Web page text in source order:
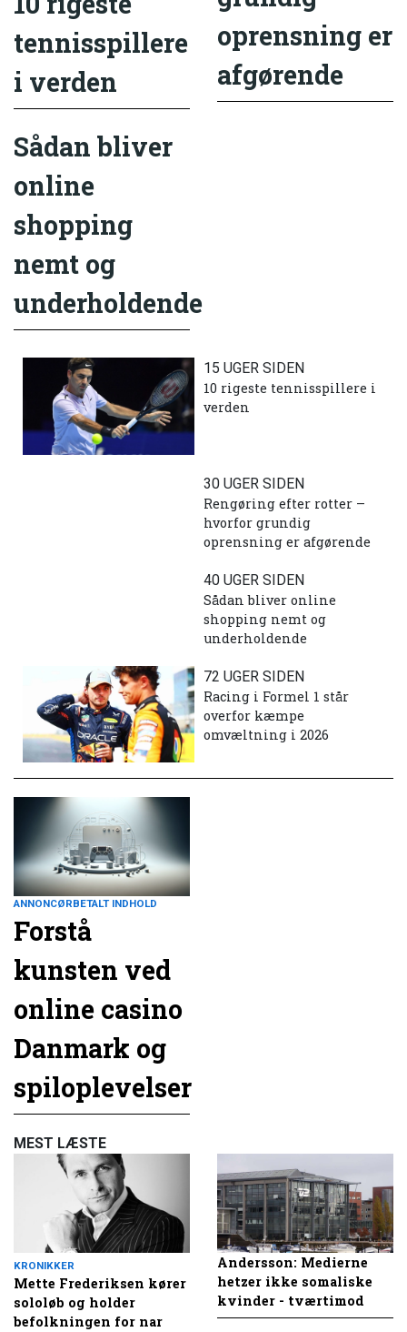
tennisspillere
i verden
oprensning er
afgørende
Sådan bliver
online
shopping
nemt og
underholdende
15 UGER SIDEN
10 rigeste tennisspillere i
verden
30 UGER SIDEN
Rengøring efter rotter –
hvorfor grundig
oprensning er afgørende
40 UGER SIDEN
Sådan bliver online
shopping nemt og
underholdende
72 UGER SIDEN
Racing i Formel 1 står
overfor kæmpe
omvæltning i 2026
ANNONCØRBETALT INDHOLD
Forstå
kunsten ved
online casino
Danmark og
spiloplevelser
MEST LÆSTE
KRONIKKER
Mette Frederiksen kører
sololøb og holder
befolkningen for nar
Andersson: Medierne
hetzer ikke somaliske
kvinder - tværtimod